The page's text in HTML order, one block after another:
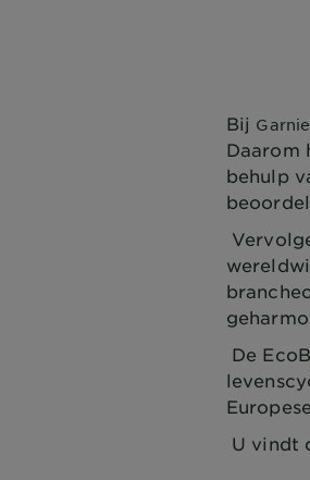
Bij
Daarom
behulp
De
U vindt